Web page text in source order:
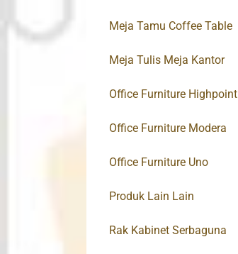
Meja Tamu Coffee Table
Meja Tulis Meja Kantor
Office Furniture Highpoint
Office Furniture Modera
Office Furniture Uno
Produk Lain Lain
Rak Kabinet Serbaguna